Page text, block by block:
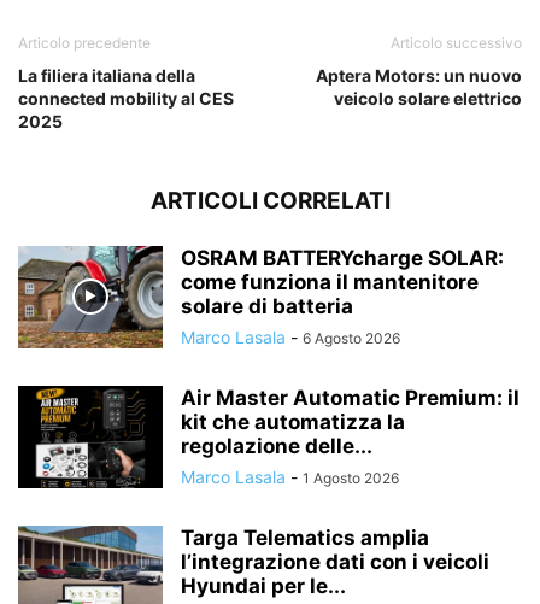
Articolo precedente
La filiera italiana della
connected mobility al CES
2025
Articolo successivo
Aptera Motors: un nuovo
veicolo solare elettrico
ARTICOLI CORRELATI
OSRAM BATTERYcharge SOLAR:
come funziona il mantenitore
solare di batteria
Marco Lasala - 6 Agosto 2026
Air Master Automatic Premium: il
kit che automatizza la
regolazione delle...
Marco Lasala - 1 Agosto 2026
Targa Telematics amplia
l’integrazione dati con i veicoli
Hyundai per le...